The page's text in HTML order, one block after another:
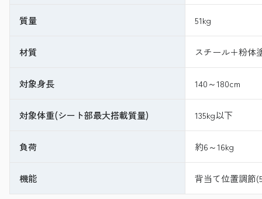
質量 51kg
材質 スチール＋粉体
対象身長 140～180cm
対象体重(シート部最大搭載質量) 135kg以下
負荷 約6～16kg
機能 背当て位置調節